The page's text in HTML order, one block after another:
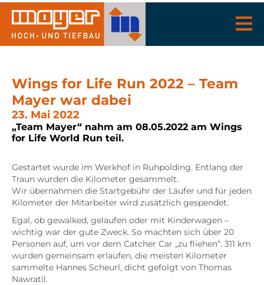
Wings for Life Run 2022 – Team
Mayer war dabei
23. Mai 2022
„Team Mayer“ nahm am 08.05.2022 am Wings
for Life World Run teil.
Gestartet wurde im Werkhof in Ruhpolding. Entlang der
Traun wurden die Kilometer gesammelt.
Wir übernahmen die Startgebühr der Läufer und für jeden
Kilometer der Mitarbeiter wird zusätzlich gespendet.
Egal, ob gewalked, gelaufen oder mit Kinderwagen –
wichtig war der gute Zweck. So machten sich über 20
Personen auf, um vor dem Catcher Car „zu fliehen“. 311 km
wurden gemeinsam erlaufen, die meisten Kilometer
sammelte Hannes Scheurl, dicht gefolgt von Thomas
Nawratil.